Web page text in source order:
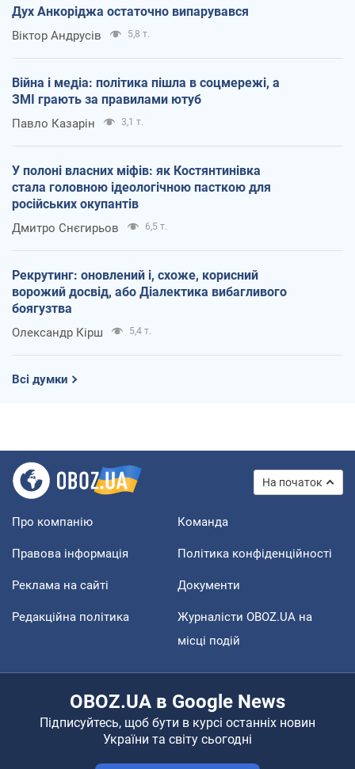
Дух Анкоріджа остаточно випарувався
Віктор Андрусів 5,8 т.
Війна і медіа: політика пішла в соцмережі, а
ЗМІ грають за правилами ютуб
Павло Казарін 3,1 т.
У полоні власних міфів: як Костянтинівка
стала головною ідеологічною пасткою для
російських окупантів
Дмитро Снєгирьов 6,5 т.
Рекрутинг: оновлений і, схоже, корисний
ворожий досвід, або Діалектика вибагливого
боягузтва
Олександр Кірш 5,4 т.
Всі думки
На початок
Про компанію Команда
Правова інформація Політика конфіденційності
Реклама на сайті Документи
Редакційна політика
Журналісти OBOZ.UA на
місці подій
OBOZ.UA в Google News
Підписуйтесь, щоб бути в курсі останніх новин
України та світу сьогодні